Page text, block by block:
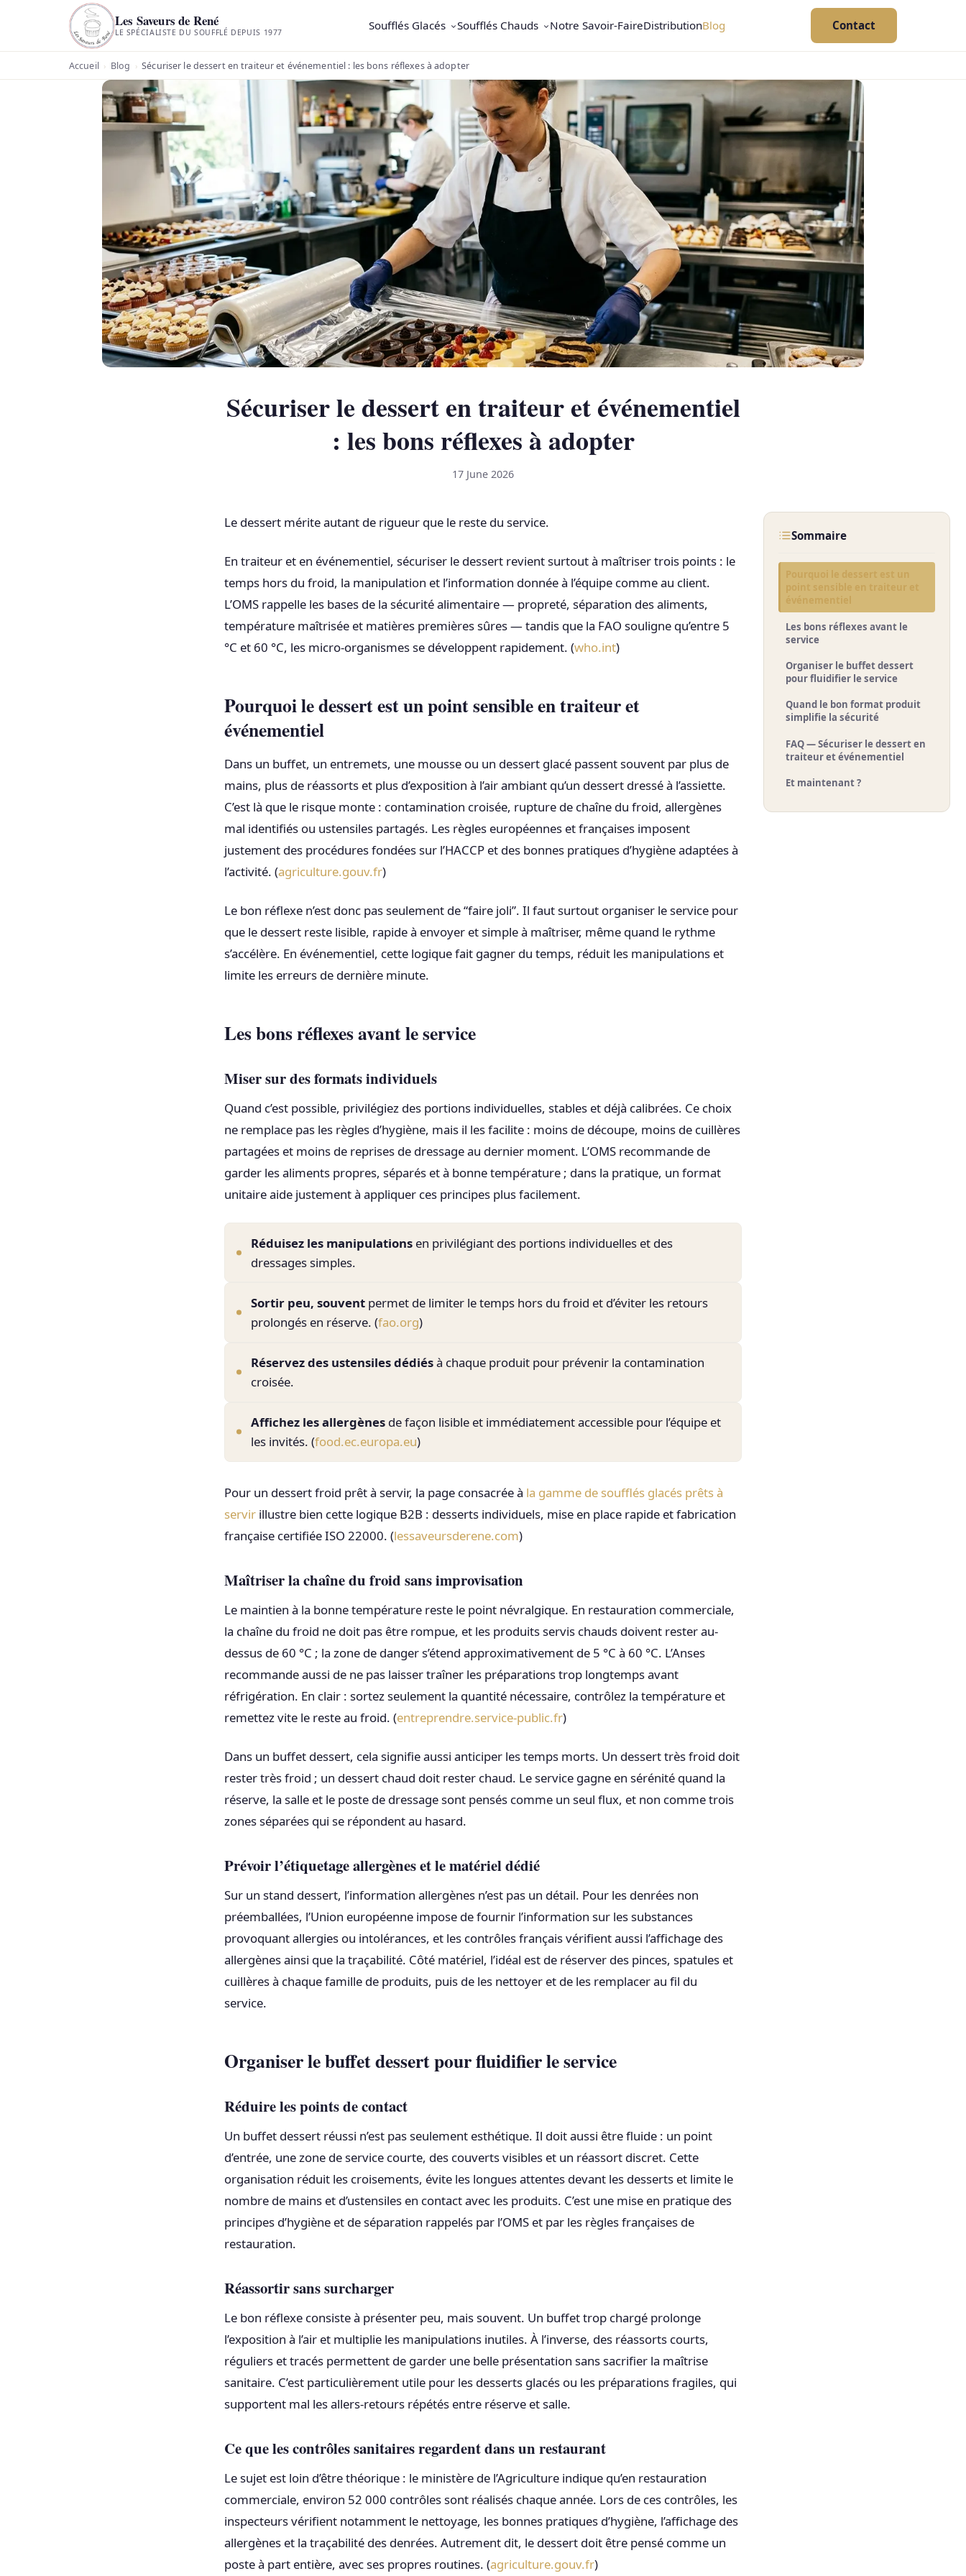
Les Saveurs de René
LE SPÉCIALISTE DU SOUFFLÉ DEPUIS 1977 Soufflés Glacés Soufflés Chauds Notre Savoir-FaireDistributionBlog Contact
Accueil › Blog › Sécuriser le dessert en traiteur et événementiel : les bons réflexes à adopter
Sécuriser le dessert en traiteur et événementiel
: les bons réflexes à adopter
17 June 2026
Le dessert mérite autant de rigueur que le reste du service.
En traiteur et en événementiel, sécuriser le dessert revient surtout à maîtriser trois points : le
temps hors du froid, la manipulation et l’information donnée à l’équipe comme au client.
L’OMS rappelle les bases de la sécurité alimentaire — propreté, séparation des aliments,
température maîtrisée et matières premières sûres — tandis que la FAO souligne qu’entre 5
°C et 60 °C, les micro-organismes se développent rapidement. (who.int)
Pourquoi le dessert est un point sensible en traiteur et
événementiel
Dans un buffet, un entremets, une mousse ou un dessert glacé passent souvent par plus de
mains, plus de réassorts et plus d’exposition à l’air ambiant qu’un dessert dressé à l’assiette.
C’est là que le risque monte : contamination croisée, rupture de chaîne du froid, allergènes
mal identifiés ou ustensiles partagés. Les règles européennes et françaises imposent
justement des procédures fondées sur l’HACCP et des bonnes pratiques d’hygiène adaptées à
l’activité. (agriculture.gouv.fr)
Le bon réflexe n’est donc pas seulement de “faire joli”. Il faut surtout organiser le service pour
que le dessert reste lisible, rapide à envoyer et simple à maîtriser, même quand le rythme
s’accélère. En événementiel, cette logique fait gagner du temps, réduit les manipulations et
limite les erreurs de dernière minute.
Les bons réflexes avant le service
Miser sur des formats individuels
Quand c’est possible, privilégiez des portions individuelles, stables et déjà calibrées. Ce choix
ne remplace pas les règles d’hygiène, mais il les facilite : moins de découpe, moins de cuillères
partagées et moins de reprises de dressage au dernier moment. L’OMS recommande de
garder les aliments propres, séparés et à bonne température ; dans la pratique, un format
unitaire aide justement à appliquer ces principes plus facilement.
Réduisez les manipulations en privilégiant des portions individuelles et des
dressages simples.
Sortir peu, souvent permet de limiter le temps hors du froid et d’éviter les retours
prolongés en réserve. (fao.org)
Réservez des ustensiles dédiésà chaque produit pour prévenir la contamination
croisée.
Affichez les allergènes de façon lisible et immédiatement accessible pour l’équipe et
les invités. (food.ec.europa.eu)
Pour un dessert froid prêt à servir, la page consacrée à la gamme de soufflés glacés prêts à
servir illustre bien cette logique B2B : desserts individuels, mise en place rapide et fabrication
française certifiée ISO 22000. (lessaveursderene.com)
Maîtriser la chaîne du froid sans improvisation
Le maintien à la bonne température reste le point névralgique. En restauration commerciale,
la chaîne du froid ne doit pas être rompue, et les produits servis chauds doivent rester au-
dessus de 60 °C ; la zone de danger s’étend approximativement de 5 °C à 60 °C. L’Anses
recommande aussi de ne pas laisser traîner les préparations trop longtemps avant
réfrigération. En clair : sortez seulement la quantité nécessaire, contrôlez la température et
remettez vite le reste au froid. (entreprendre.service-public.fr)
Dans un buffet dessert, cela signifie aussi anticiper les temps morts. Un dessert très froid doit
rester très froid ; un dessert chaud doit rester chaud. Le service gagne en sérénité quand la
réserve, la salle et le poste de dressage sont pensés comme un seul flux, et non comme trois
zones séparées qui se répondent au hasard.
Prévoir l’étiquetage allergènes et le matériel dédié
Sur un stand dessert, l’information allergènes n’est pas un détail. Pour les denrées non
préemballées, l’Union européenne impose de fournir l’information sur les substances
provoquant allergies ou intolérances, et les contrôles français vérifient aussi l’affichage des
allergènes ainsi que la traçabilité. Côté matériel, l’idéal est de réserver des pinces, spatules et
cuillères à chaque famille de produits, puis de les nettoyer et de les remplacer au fil du
service.
Organiser le buffet dessert pour fluidifier le service
Réduire les points de contact
Un buffet dessert réussi n’est pas seulement esthétique. Il doit aussi être fluide : un point
d’entrée, une zone de service courte, des couverts visibles et un réassort discret. Cette
organisation réduit les croisements, évite les longues attentes devant les desserts et limite le
nombre de mains et d’ustensiles en contact avec les produits. C’est une mise en pratique des
principes d’hygiène et de séparation rappelés par l’OMS et par les règles françaises de
restauration.
Réassortir sans surcharger
Le bon réflexe consiste à présenter peu, mais souvent. Un buffet trop chargé prolonge
l’exposition à l’air et multiplie les manipulations inutiles. À l’inverse, des réassorts courts,
réguliers et tracés permettent de garder une belle présentation sans sacrifier la maîtrise
sanitaire. C’est particulièrement utile pour les desserts glacés ou les préparations fragiles, qui
supportent mal les allers-retours répétés entre réserve et salle.
Ce que les contrôles sanitaires regardent dans un restaurant
Le sujet est loin d’être théorique : le ministère de l’Agriculture indique qu’en restauration
commerciale, environ 52 000 contrôles sont réalisés chaque année. Lors de ces contrôles, les
inspecteurs vérifient notamment le nettoyage, les bonnes pratiques d’hygiène, l’affichage des
allergènes et la traçabilité des denrées. Autrement dit, le dessert doit être pensé comme un
poste à part entière, avec ses propres routines. (agriculture.gouv.fr)
Sommaire
Pourquoi le dessert est un
point sensible en traiteur et
événementiel
Les bons réflexes avant le
service
Organiser le buffet dessert
pour fluidifier le service
Quand le bon format produit
simplifie la sécurité
FAQ — Sécuriser le dessert en
traiteur et événementiel
Et maintenant ?